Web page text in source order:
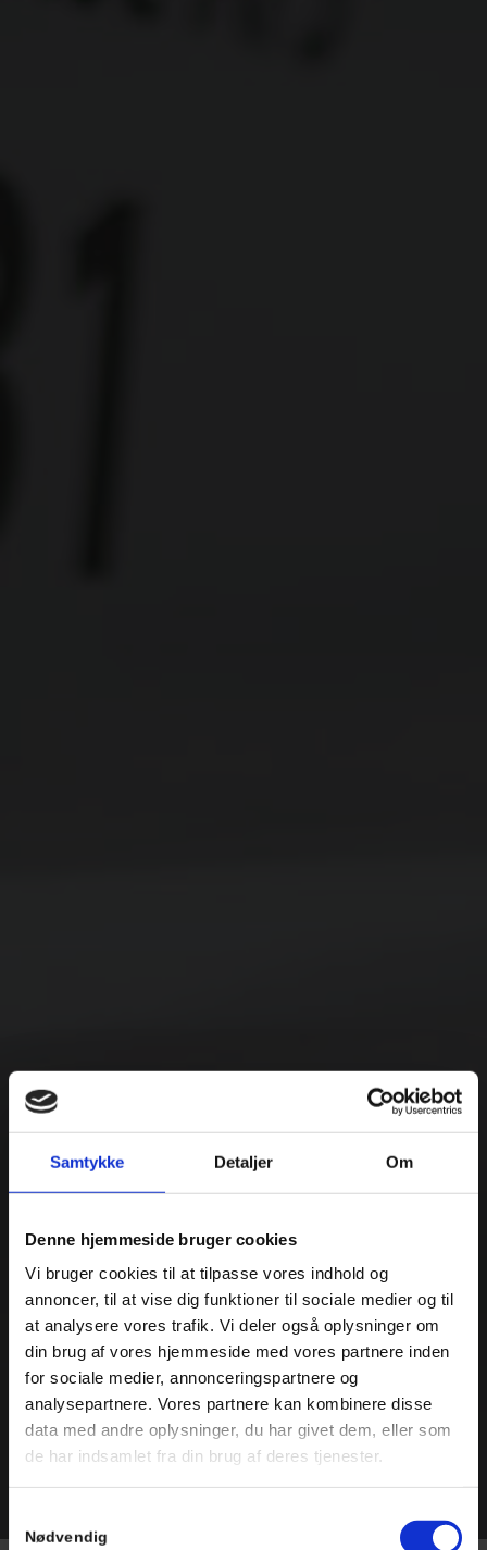
Samtykke Detaljer Om
Denne hjemmeside bruger cookies
Vi bruger cookies til at tilpasse vores indhold og
annoncer, til at vise dig funktioner til sociale medier og til
at analysere vores trafik. Vi deler også oplysninger om
din brug af vores hjemmeside med vores partnere inden
for sociale medier, annonceringspartnere og
analysepartnere. Vores partnere kan kombinere disse
data med andre oplysninger, du har givet dem, eller som
de har indsamlet fra din brug af deres tjenester.
Nødvendig